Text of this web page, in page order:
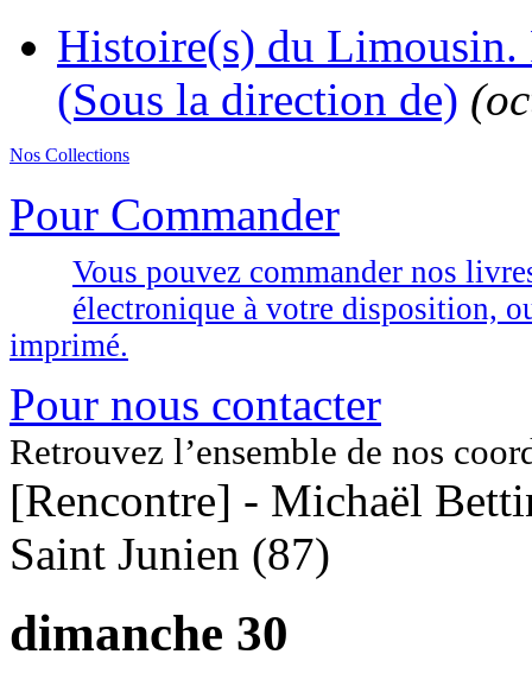
Histoire(s) du Limousin.
(Sous la direction de)
Nos Collections
Pour Commander
Vous pouvez commander nos
électronique à votre disposition,
imprimé.
Pour nous contacter
Retrouvez l’ensemble de nos
[Rencontre] - Michaël
Saint Junien (87)
dimanche 30